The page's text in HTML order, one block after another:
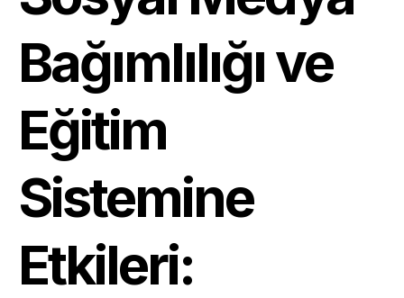
Bağımlılığı ve
Eğitim
Sistemine
Etkileri: